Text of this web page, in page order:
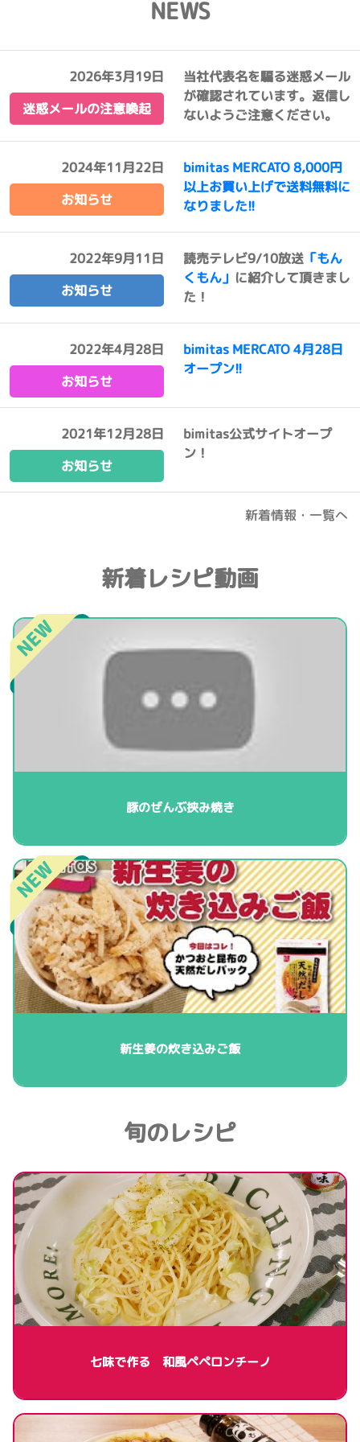
NEWS
2026年3月19日
迷惑メールの注意喚起
当社代表名を騙る迷惑メール
が確認されています。返信し
ないようご注意ください。
2024年11月22日
お知らせ
bimitas MERCATO 8,000円
以上お買い上げで送料無料に
なりました!!
2022年9月11日
お知らせ
読売テレビ9/10放送 「もん
くもん」 に紹介して頂きまし
た！
2022年4月28日
お知らせ
bimitas MERCATO 4月28日
オープン!!
2021年12月28日
お知らせ
bimitas公式サイトオープ
ン！
新着情報・一覧へ
新着レシピ動画
豚のぜんぶ挟み焼き
新生姜の炊き込みご飯
旬のレシピ
七味で作る 和風ペペロンチーノ